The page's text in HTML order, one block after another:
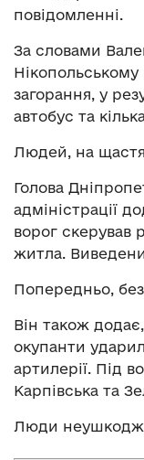
повідомленні.
За словами
Нікопольському
загорання, у
автобус та
Людей, на
Голова
адміністрації
ворог скерував
житла.
Попередньо,
Він також
окупанти
артилерії. Під
Карпівська та
Люди